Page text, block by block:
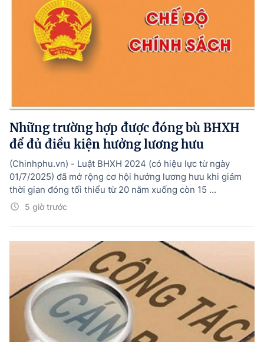
Những trường hợp được đóng bù BHXH
để đủ điều kiện hưởng lương hưu
5 giờ trước
(Chinhphu.vn) - Luật BHXH 2024 (có hiệu lực từ ngày
01/7/2025) đã mở rộng cơ hội hưởng lương hưu khi giảm
thời gian đóng tối thiểu từ 20 năm xuống còn 15 ...